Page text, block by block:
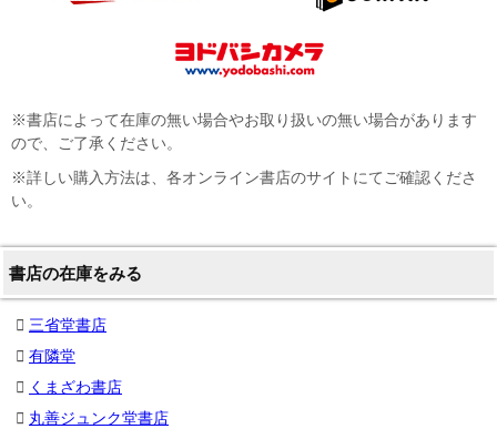
※書店によって在庫の無い場合やお取り扱いの無い場合があります
ので、ご了承ください。
※詳しい購入方法は、各オンライン書店のサイトにてご確認くださ
い。
書店の在庫をみる
三省堂書店
有隣堂
くまざわ書店
丸善ジュンク堂書店